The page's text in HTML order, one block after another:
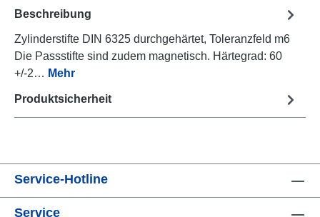
Beschreibung
Zylinderstifte DIN 6325 durchgehärtet, Toleranzfeld m6
Die Passstifte sind zudem magnetisch. Härtegrad: 60
+/-2… Mehr
Produktsicherheit
Service-Hotline
Service